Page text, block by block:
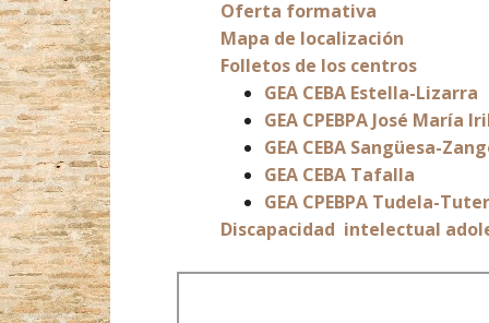
Oferta formativa
Mapa de localización
Folletos de los centros
GEA CEBA Estella-Lizarra
GEA CPEBPA José
GEA CEBA Sangüesa-
GEA CEBA Tafalla
GEA CPEBPA Tudela-
Discapacidad intelectual